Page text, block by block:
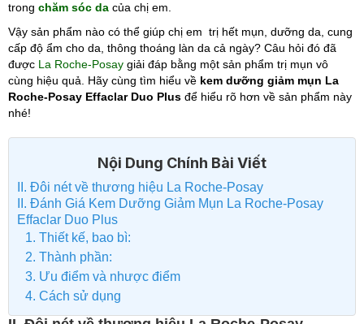
trong chăm sóc da của chị em.
Vậy sản phẩm nào có thể giúp chị em trị hết mụn, dưỡng da, cung
cấp độ ẩm cho da, thông thoáng làn da cả ngày? Câu hỏi đó đã
được La Roche-Posay giải đáp bằng một sản phẩm trị mụn vô
cùng hiệu quả. Hãy cùng tìm hiểu về kem dưỡng giảm mụn La
Roche-Posay Effaclar Duo Plus để hiểu rõ hơn về sản phẩm này
nhé!
Nội Dung Chính Bài Viết
II. Đôi nét về thương hiệu La Roche-Posay
II. Đánh Giá Kem Dưỡng Giảm Mụn La Roche-Posay
Effaclar Duo Plus
1. Thiết kế, bao bì:
2. Thành phần:
​3. Ưu điểm và nhược điểm
4. Cách sử dụng